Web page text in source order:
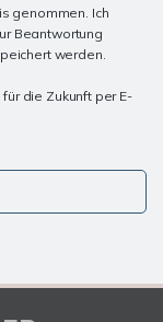
genommen. Ich
Beantwortung
werden.
die Zukunft per E-